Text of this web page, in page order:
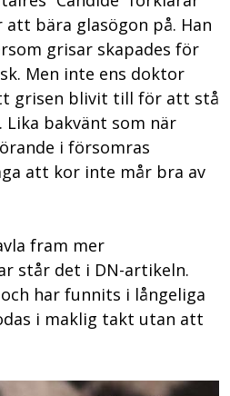
bära glasögon på. Han
grisar skapades för
Men inte ens doktor
grisen blivit till för att stå
Lika bakvänt som när
i försomras
att kor inte mår bra av
fram mer
står det i DN-artikeln.
har funnits i långeliga
i maklig takt utan att